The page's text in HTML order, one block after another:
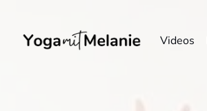
Videos